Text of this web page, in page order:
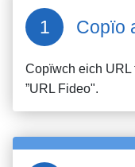
Copïo
Copïwch eich URL
”URL Fideo".